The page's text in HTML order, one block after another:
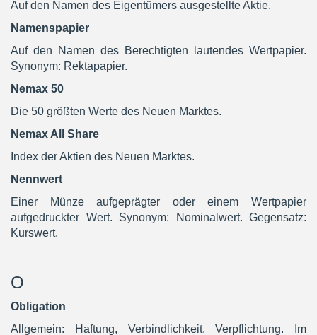
Auf den Namen des Eigentümers ausgestellte Aktie.
Namenspapier
Auf den Namen des Berechtigten lautendes Wertpapier.
Synonym: Rektapapier.
Nemax 50
Die 50 größten Werte des Neuen Marktes.
Nemax All Share
Index der Aktien des Neuen Marktes.
Nennwert
Einer Münze aufgeprägter oder einem Wertpapier
aufgedruckter Wert. Synonym: Nominalwert. Gegensatz:
Kurswert.
O
Obligation
Allgemein: Haftung, Verbindlichkeit, Verpflichtung. Im